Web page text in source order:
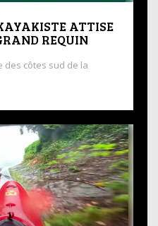
ATTISE
REQUIN
des côtes sud de la